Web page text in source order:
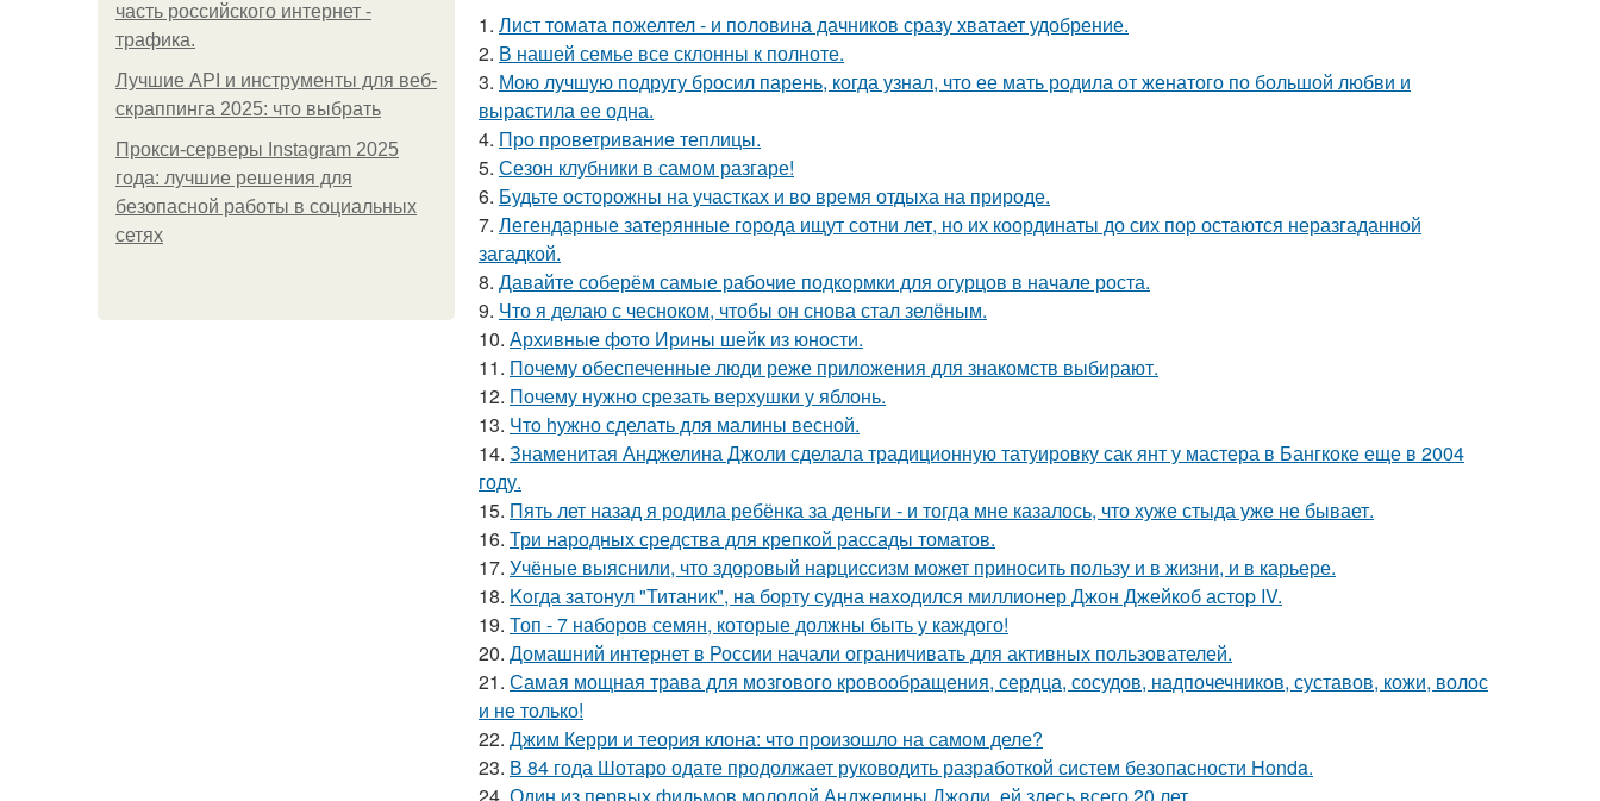
часть российского интернет -
трафика.
Лучшие API и инструменты для веб-
скраппинга 2025: что выбрать
Прокси-серверы Instagram 2025
года: лучшие решения для
безопасной работы в социальных
сетях
1. Лист томата пожелтел - и половина дачников сразу хватает удобрение.
2. В нашей семье все склонны к полноте.
3. Мою лучшую подругу бросил парень, когда узнал, что ее мать родила от женатого по большой любви и
вырастила ее одна.
4. Про проветривание теплицы.
5. Сезон клубники в самом разгаре!
6. Будьте осторожны на участках и во время отдыха на природе.
7. Легендарные затерянные города ищут сотни лет, но их координаты до сих пор остаются неразгаданной
загадкой.
8. Давайте соберём самые рабочие подкормки для огурцов в начале роста.
9. Что я делаю с чесноком, чтобы он снова стал зелёным.
10. Архивные фото Ирины шейк из юности.
11. Почему обеспеченные люди реже приложения для знакомств выбирают.
12. Почему нужно срезать верхушки у яблонь.
13. Чтo hужно сделать для малины весной.
14. Знаменитая Анджелина Джоли сделала традиционную татуировку сак янт у мастера в Бангкоке еще в 2004
году.
15. Пять лет назад я родила ребёнка за деньги - и тогда мне казалось, что хуже стыда уже не бывает.
16. Три народных средства для крепкой рассады томатов.
17. Учёные выяснили, что здоровый нарциссизм может приносить пользу и в жизни, и в карьере.
18. Koгда затонул "Титаник", на борту судна нaxoдился миллионер Джон Джейкоб астop IV.
19. Топ - 7 наборов семян, которые должны быть у каждого!
20. Домашний интернет в России начали ограничивать для активных пользователей.
21. Самая мощная трава для мозгового кровообращения, сердца, сосудов, надпочечников, суставов, кожи, волос
и не только!
22. Джим Керри и теория клона: что произошло на самом деле?
23. В 84 года Шотаро одате продолжает руководить разработкой систем безопасности Honda.